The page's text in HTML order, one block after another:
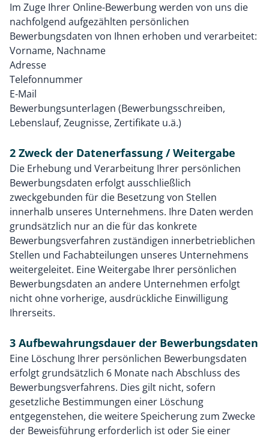
Im Zuge Ihrer Online-Bewerbung werden von uns die
nachfolgend aufgezählten persönlichen
Bewerbungsdaten von Ihnen erhoben und verarbeitet:
Vorname, Nachname
Adresse
Telefonnummer
E-Mail
Bewerbungsunterlagen (Bewerbungsschreiben,
Lebenslauf, Zeugnisse, Zertifikate u.ä.)
2 Zweck der Datenerfassung / Weitergabe
Die Erhebung und Verarbeitung Ihrer persönlichen
Bewerbungsdaten erfolgt ausschließlich
zweckgebunden für die Besetzung von Stellen
innerhalb unseres Unternehmens. Ihre Daten werden
grundsätzlich nur an die für das konkrete
Bewerbungsverfahren zuständigen innerbetrieblichen
Stellen und Fachabteilungen unseres Unternehmens
weitergeleitet. Eine Weitergabe Ihrer persönlichen
Bewerbungsdaten an andere Unternehmen erfolgt
nicht ohne vorherige, ausdrückliche Einwilligung
Ihrerseits.
3 Aufbewahrungsdauer der Bewerbungsdaten
Eine Löschung Ihrer persönlichen Bewerbungsdaten
erfolgt grundsätzlich 6 Monate nach Abschluss des
Bewerbungsverfahrens. Dies gilt nicht, sofern
gesetzliche Bestimmungen einer Löschung
entgegenstehen, die weitere Speicherung zum Zwecke
der Beweisführung erforderlich ist oder Sie einer